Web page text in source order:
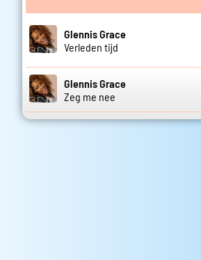
Glennis Grace
Verleden tijd
Glennis Grace
Zeg me nee